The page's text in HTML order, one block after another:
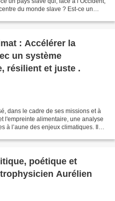
du monde slave ? Est-ce un
: Accélérer la
un système
résilient et juste .
dans le cadre de ses missions et à
l'empreinte alimentaire, une analyse
à l’aune des enjeux climatiques. Il
poétique et
Aurélien